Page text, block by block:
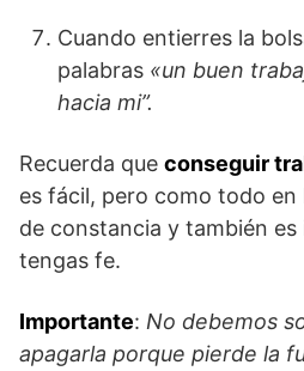
Cuando entierres la
palabras «un buen
hacia mi”.
Recuerda que conseguir
es fácil, pero como todo en
de constancia y también
tengas fe.
Importante: No debemos
apagarla porque pierde la